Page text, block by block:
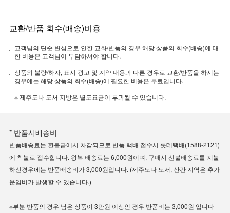
교환/반품 회수(배송)비용
고객님의 단순 변심으로 인한 교화/반품의 경우 해당 상품의 회수(배송)에 대
한 비용은 고객님이 부담하셔야 합니다.
상품의 불량/하자, 표시 광고 및 계약 내용과 다른 경우로 교환/반품을 하시는
경우에는 해당 상품의 회수(배송)에 필요한 비용은 무료입니다.
※ 제주도나 도서 지방은 별도요금이 부과될 수 있습니다.
* 반품시배송비
반품배송료는 환불금에서 차감되므로 반품 택배 접수시 롯데택배(1588-2121)
에 착불로 접수합니다. 왕복 배송료는 6,000원이며, 구매시 선불배송료를 지불
하신경우에는 반품배송비가 3,000원입니다. (제주도나 도서, 산간 지역은 추가
운임비가 발생할 수 있습니다.)
※부분 반품의 경우 남은 상품이 3만원 이상인 경우 반품비는 3,000원 입니다